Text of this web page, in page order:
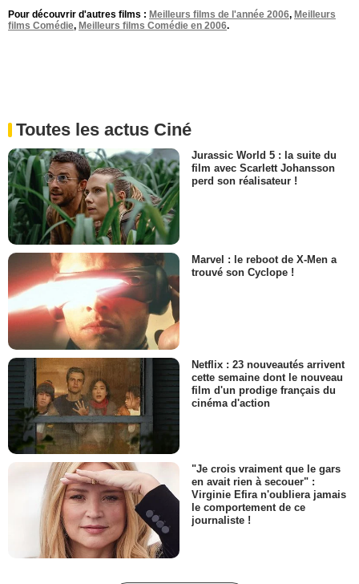
Pour découvrir d'autres films : Meilleurs films de l'année 2006, Meilleurs
films Comédie, Meilleurs films Comédie en 2006.
Toutes les actus Ciné
Jurassic World 5 : la suite du
film avec Scarlett Johansson
perd son réalisateur !
Marvel : le reboot de X-Men a
trouvé son Cyclope !
Netflix : 23 nouveautés arrivent
cette semaine dont le nouveau
film d'un prodige français du
cinéma d'action
"Je crois vraiment que le gars
en avait rien à secouer" :
Virginie Efira n'oubliera jamais
le comportement de ce
journaliste !